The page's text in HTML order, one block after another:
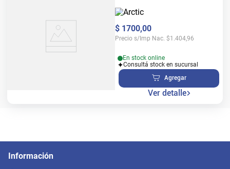
$ 1700,00
Precio s/Imp Nac. $1.404,96
En stock online
Consultá stock en sucursal
Agregar
Ver detalle
Información